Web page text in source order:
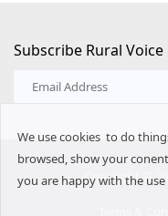
Subscribe Rural
Copyright ©
We use cookies to do
browsed, show your
you are happy with the use